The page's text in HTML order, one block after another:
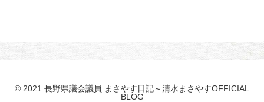
© 2021 長野県議会議員 まさやす日記～清水まさやすOFFICIAL
BLOG